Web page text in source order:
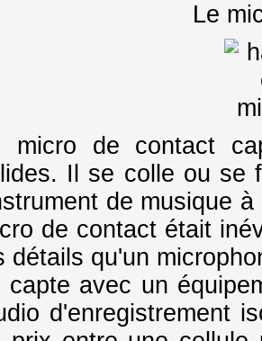
Le
micro de contact
Il se colle ou se
de musique
de contact était
détails qu'un
capte avec un
d'enregistrement